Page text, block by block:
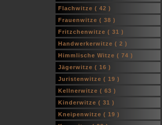
Flachwitze ( 42 )
Frauenwitze ( 38 )
Fritzchenwitze ( 31 )
Handwerkerwitze ( 2 )
Himmlische Witze ( 74 )
Jägerwitze ( 16 )
Juristenwitze ( 19 )
Kellnerwitze ( 63 )
Kinderwitze ( 31 )
Kneipenwitze ( 19 )